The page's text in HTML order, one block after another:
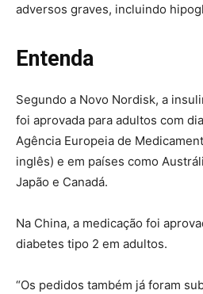
adversos graves, incluindo
Entenda
Segundo a Novo Nordisk, a
foi aprovada para adultos com
Agência Europeia de
inglês) e em países como
Japão e Canadá.
Na China, a medicação foi
diabetes tipo 2 em adultos.
“Os pedidos também já foram